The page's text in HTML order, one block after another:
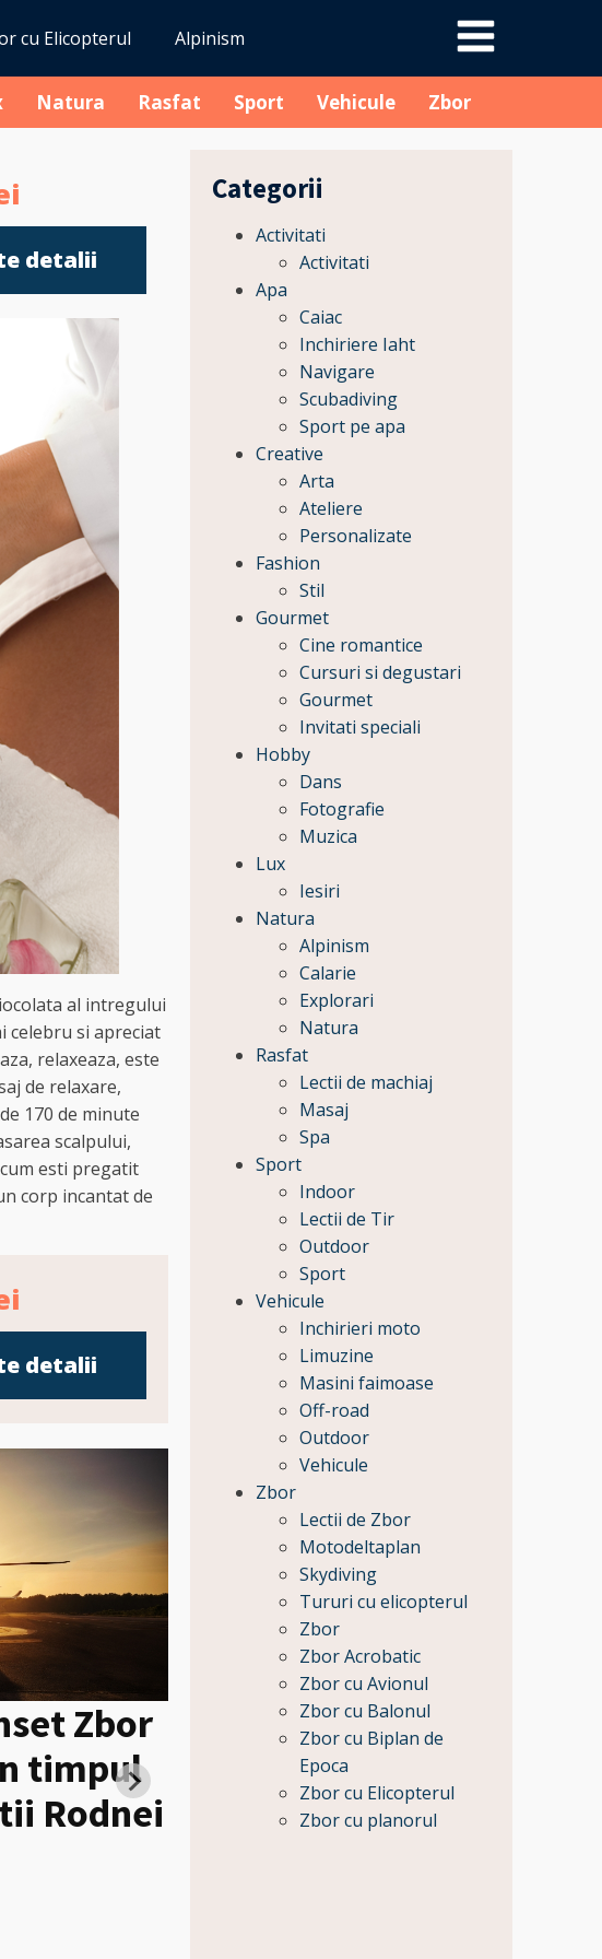
cu Elicopterul Alpinism
Natura Rasfat Sport Vehicule Zbor
detalii
al intregului
celebru si apreciat
relaxeaza, este
de relaxare,
170 de minute
scalpului,
esti pregatit
corp incantat de
detalii
Zbor
timpul
Rodnei
Heli tur de lux la
Bran si Survolarea
Categorii
Activitati
Activitati
Apa
Caiac
Inchiriere Iaht
Navigare
Scubadiving
Sport pe apa
Creative
Arta
Ateliere
Personalizate
Fashion
Stil
Gourmet
Cine romantice
Cursuri si degustari
Gourmet
Invitati speciali
Hobby
Dans
Fotografie
Muzica
Lux
Iesiri
Natura
Alpinism
Calarie
Explorari
Natura
Rasfat
Lectii de machiaj
Masaj
Spa
Sport
Indoor
Lectii de Tir
Outdoor
Sport
Vehicule
Inchirieri moto
Limuzine
Masini faimoase
Off-road
Outdoor
Vehicule
Zbor
Lectii de Zbor
Motodeltaplan
Skydiving
Tururi cu elicopterul
Zbor
Zbor Acrobatic
Zbor cu Avionul
Zbor cu Balonul
Zbor cu Biplan de
Epoca
Zbor cu Elicopterul
Zbor cu planorul